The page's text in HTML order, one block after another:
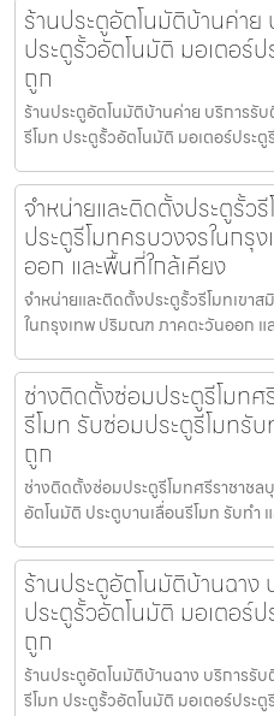
ร้านประตูอัตโนมัติบ้านค่า
ประตูรั้วอัตโนมัติ มอเตอร์
ถูก
ร้านประตูอัตโนมัติบ้านค่าย บริการรั
รีโมท ประตูรั้วอัตโนมัติ มอเตอร์ประ
จำหน่ายและติดตั้งประตูรั้ว
ประตูรีโมทครบวงจรในก
ออก และพื้นที่ใกล้เคียง
จำหน่ายและติดตั้งประตูรั้วรีโมทเขา
ในกรุงเทพ ปริมณฑ ภาคตะวันออก
ช่างติดตั้งซ่อมประตูรีโมท
รีโมท รับซ่อมประตูรีโมทรั
ถูก
ช่างติดตั้งซ่อมประตูรีโมทศรีราชาชล
อัตโนมัติ ประตูบานเลื่อนรีโมท รับทำ
ร้านประตูอัตโนมัติบ้านฉา
ประตูรั้วอัตโนมัติ มอเตอร์
ถูก
ร้านประตูอัตโนมัติบ้านฉาง บริการรั
รีโมท ประตูรั้วอัตโนมัติ มอเตอร์ประตู